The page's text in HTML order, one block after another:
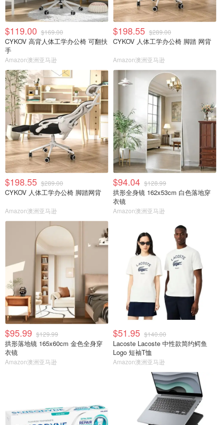
$119.00 $169.00
CYKOV 高背人体工学办公椅 可翻扶
手
Amazon澳洲亚马逊
$198.55 $289.00
CYKOV 人体工学办公椅 脚踏 网背
Amazon澳洲亚马逊
$198.55 $289.00
CYKOV 人体工学办公椅 脚踏网背
Amazon澳洲亚马逊
$94.04 $128.99
拱形全身镜 162x53cm 白色落地穿
衣镜
Amazon澳洲亚马逊
$95.99 $129.99
拱形落地镜 165x60cm 金色全身穿
衣镜
Amazon澳洲亚马逊
$51.95 $140.00
Lacoste Lacoste 中性款简约鳄鱼
Logo 短袖T恤
Amazon澳洲亚马逊